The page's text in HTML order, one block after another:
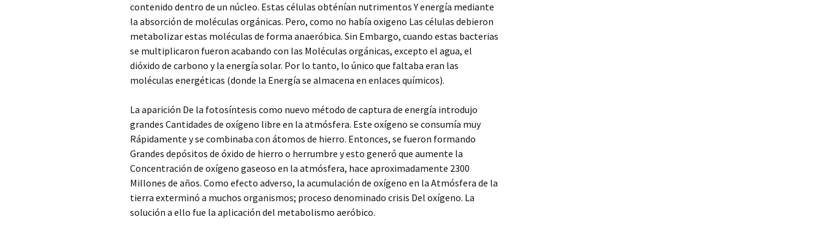
contenido dentro de un núcleo. Estas células obténían nutrimentos Y energía mediante
la absorción de moléculas orgánicas. Pero, como no había oxigeno Las células debieron
metabolizar estas moléculas de forma anaeróbica. Sin Embargo, cuando estas bacterias
se multiplicaron fueron acabando con las Moléculas orgánicas, excepto el agua, el
dióxido de carbono y la energía solar. Por lo tanto, lo único que faltaba eran las
moléculas energéticas (donde la Energía se almacena en enlaces químicos).
La aparición De la fotosíntesis como nuevo método de captura de energía introdujo
grandes Cantidades de oxígeno libre en la atmósfera. Este oxígeno se consumía muy
Rápidamente y se combinaba con átomos de hierro. Entonces, se fueron formando
Grandes depósitos de óxido de hierro o herrumbre y esto generó que aumente la
Concentración de oxígeno gaseoso en la atmósfera, hace aproximadamente 2300
Millones de años. Como efecto adverso, la acumulación de oxígeno en la Atmósfera de la
tierra exterminó a muchos organismos; proceso denominado crisis Del oxígeno. La
solución a ello fue la aplicación del metabolismo aeróbico.